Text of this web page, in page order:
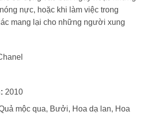
nực, hoặc khi làm việc trong
mang lại cho những người xung
2010
mộc qua, Bưởi, Hoa dạ lan, Hoa